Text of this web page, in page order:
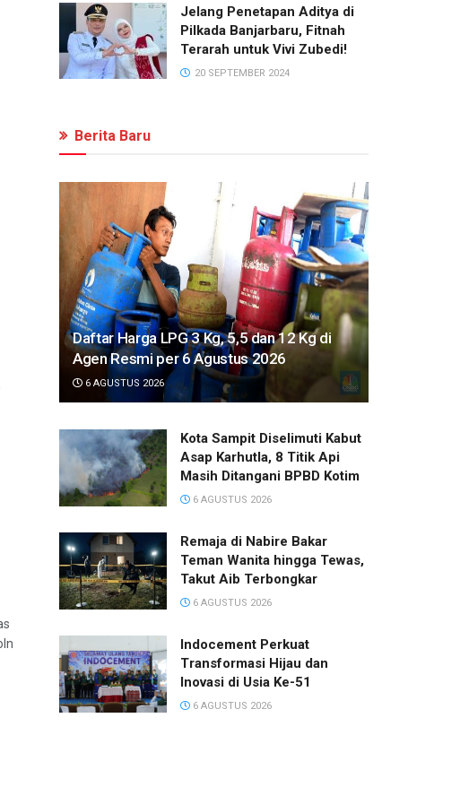
Jelang Penetapan Aditya di
Pilkada Banjarbaru, Fitnah
Terarah untuk Vivi Zubedi!
20 SEPTEMBER 2024
Berita Baru
Daftar Harga LPG 3 Kg, 5,5 dan 12 Kg di
Agen Resmi per 6 Agustus 2026
6 AGUSTUS 2026
Kota Sampit Diselimuti Kabut
Asap Karhutla, 8 Titik Api
Masih Ditangani BPBD Kotim
6 AGUSTUS 2026
Remaja di Nabire Bakar
Teman Wanita hingga Tewas,
Takut Aib Terbongkar
6 AGUSTUS 2026
Indocement Perkuat
Transformasi Hijau dan
Inovasi di Usia Ke-51
6 AGUSTUS 2026